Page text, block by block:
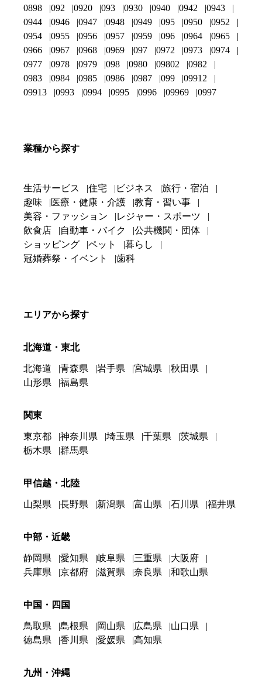
0898
092 0920 093 0930 0940 0942
0943
0944
0946 0947 0948 0949 095 0950
0952
0954
0955 0956 0957 0959 096 0964
0965
0966
0967 0968 0969 097 0972 0973
0974
0977
0978 0979 098 0980 09802
0982
0983
0984 0985 0986 0987 099
09912
09913
0993 0994 0995 0996 09969 0997
業種から探す
生活サービス 住宅 ビジネス
旅行・宿泊
趣味
医療・健康・介護
教育・習い事
美容・ファッション
レジャー・スポーツ
飲食店
自動車・バイク
公共機関・団体
ショッピング
ペット
暮らし
冠婚葬祭・イベント
歯科
エリアから探す
北海道・東北
北海道 青森県 岩手県 宮城県
秋田県
山形県
福島県
関東
東京都 神奈川県 埼玉県 千葉県
茨城県
栃木県
群馬県
甲信越・北陸
山梨県 長野県 新潟県 富山県 石川県 福井県
中部・近畿
静岡県 愛知県 岐阜県 三重県
大阪府
兵庫県
京都府 滋賀県 奈良県 和歌山県
中国・四国
鳥取県 島根県 岡山県 広島県
山口県
徳島県
香川県 愛媛県 高知県
九州・沖縄